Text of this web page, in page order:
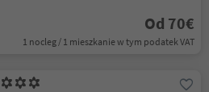
Od 70€
1 nocleg / 1 mieszkanie w tym podatek VAT